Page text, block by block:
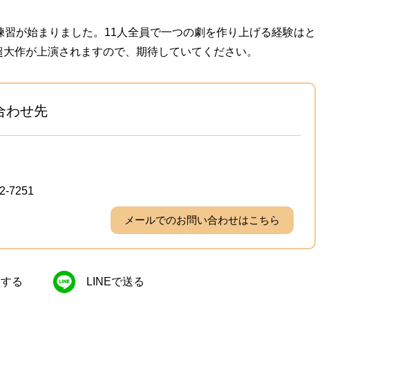
が始まりました。11人全員で一つの劇を作り上げる経験はと
作が上演されますので、期待していてください。
わせ先
7251
メールでのお問い合わせはこちら
る LINEで送る